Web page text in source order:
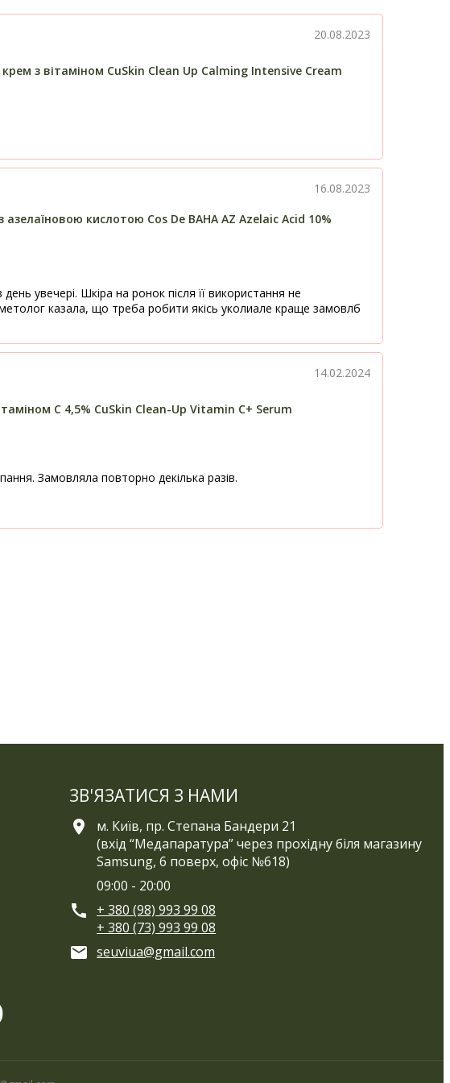
20.08.2023
з вітаміном CuSkin Clean Up Calming Intensive Cream
16.08.2023
кислотою Cos De BAHA AZ Azelaic Acid 10%
увечері. Шкіра на ронок після її використання не
казала, що треба робити якісь уколиале краще замовлб
14.02.2024
С 4,5% CuSkin Clean-Up Vitamin C+ Serum
Замовляла повторно декілька разів.
ЗВ'ЯЗАТИСЯ З НАМИ
м. Київ, пр. Степана Бандери 21
(вхід “Медапаратура” через прохідну біля магазину
Samsung, 6 поверх, офіс №618)
09:00 - 20:00
+ 380 (98) 993 99 08
+ 380 (73) 993 99 08
seuviua@gmail.com